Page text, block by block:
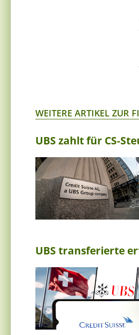
WEITERE ARTIKEL ZUR
UBS zahlt für CS-
UBS transferierte